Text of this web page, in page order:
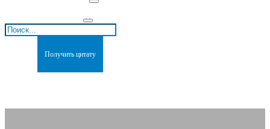
Поиск
Получить цитату